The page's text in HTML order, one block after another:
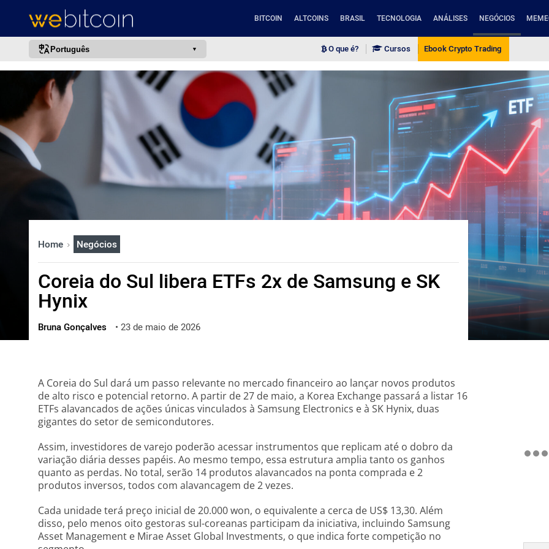
BITCOIN ALTCOINS BRASIL TECNOLOGIA ANÁLISES NEGÓCIOS
Português
português (BR)
english
español
français
日本語
中文
한국어
العربية
ไทย
ქართული
O que é? Cursos Ebook Crypto Trading
Home Negócios
Coreia do Sul libera ETFs 2x de Samsung e SK
Hynix
Bruna Gonçalves • 23 de maio de 2026
A Coreia do Sul dará um passo relevante no mercado financeiro ao lançar novos produtos
de alto risco e potencial retorno. A partir de 27 de maio, a Korea Exchange passará a listar 16
ETFs alavancados de ações únicas vinculados à Samsung Electronics e à SK Hynix, duas
gigantes do setor de semicondutores.
Assim, investidores de varejo poderão acessar instrumentos que replicam até o dobro da
variação diária desses papéis. Ao mesmo tempo, essa estrutura amplia tanto os ganhos
quanto as perdas. No total, serão 14 produtos alavancados na ponta comprada e 2
produtos inversos, todos com alavancagem de 2 vezes.
Cada unidade terá preço inicial de 20.000 won, o equivalente a cerca de US$ 13,30. Além
disso, pelo menos oito gestoras sul-coreanas participam da iniciativa, incluindo Samsung
Asset Management e Mirae Asset Global Investments, o que indica forte competição no